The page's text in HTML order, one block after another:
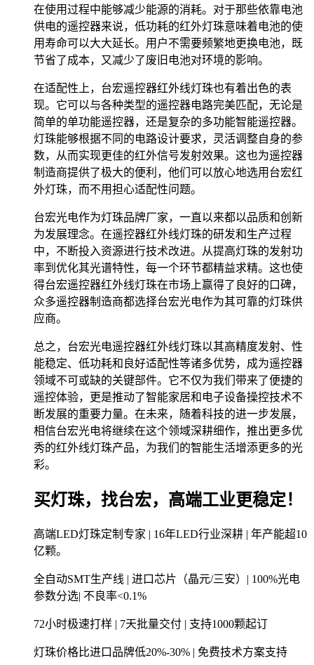
在使用过程中能够减少能源的消耗。对于那些依靠电池
供电的遥控器来说，低功耗的红外灯珠意味着电池的使
用寿命可以大大延长。用户不需要频繁地更换电池，既
节省了成本，又减少了废旧电池对环境的影响。
在适配性上，台宏遥控器红外线灯珠也有着出色的表
现。它可以与各种类型的遥控器电路完美匹配，无论是
简单的单功能遥控器，还是复杂的多功能智能遥控器。
灯珠能够根据不同的电路设计要求，灵活调整自身的参
数，从而实现更佳的红外信号发射效果。这也为遥控器
制造商提供了极大的便利，他们可以放心地选用台宏红
外灯珠，而不用担心适配性问题。
台宏光电作为灯珠品牌厂家，一直以来都以品质和创新
为发展理念。在遥控器红外线灯珠的研发和生产过程
中，不断投入资源进行技术改进。从提高灯珠的发射功
率到优化其光谱特性，每一个环节都精益求精。这也使
得台宏遥控器红外线灯珠在市场上赢得了良好的口碑，
众多遥控器制造商都选择台宏光电作为其可靠的灯珠供
应商。
总之，台宏光电遥控器红外线灯珠以其高精度发射、性
能稳定、低功耗和良好适配性等诸多优势，成为遥控器
领域不可或缺的关键部件。它不仅为我们带来了便捷的
遥控体验，更是推动了智能家居和电子设备操控技术不
断发展的重要力量。在未来，随着科技的进一步发展，
相信台宏光电将继续在这个领域深耕细作，推出更多优
秀的红外线灯珠产品，为我们的智能生活增添更多的光
彩。
买灯珠，找台宏，高端工业更稳定！
高端LED灯珠定制专家 | 16年LED行业深耕 | 年产能超10
亿颗。
全自动SMT生产线 | 进口芯片（晶元/三安）| 100%光电
参数分选| 不良率<0.1%
72小时极速打样 | 7天批量交付 | 支持1000颗起订
灯珠价格比进口品牌低20%-30% | 免费技术方案支持